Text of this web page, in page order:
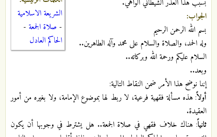
الشريعة الاسلامية
- صلاة الجمعة -
الحاكم العادل
بسبب هذا العذر الشيطاني الواهي.
الجواب:
بسم الله الرحمن الرحيم
وله الحمد، والصلاة والسلام على محمد وآله الطاهرين..
السلام عليكم ورحمة الله وبركاته..
وبعد..
إننا نوضح هذا الأمر ضمن النقاط التالية:
أولاً: هذه مسألة فقهية فرعية، لا ربط لها بموضوع الإمامة، ولا بغيره من أمور
العقيدة.
ثانياً: هناك خلاف فقهي في صلاة الجمعة.. هل يشترط في وجوبها أن يكون